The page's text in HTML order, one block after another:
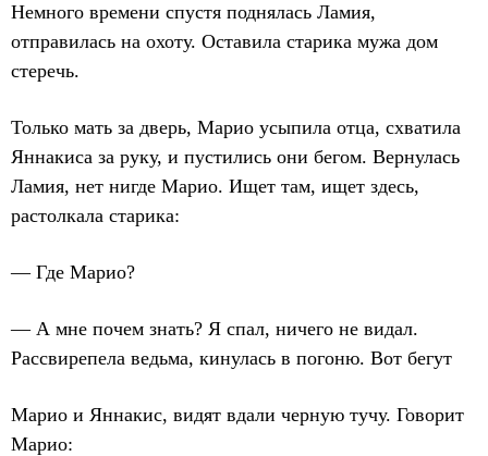
Немного времени спустя поднялась Ламия,
отправилась на охоту. Оставила старика мужа дом
стеречь.
Только мать за дверь, Марио усыпила отца, схватила
Яннакиса за руку, и пустились они бегом. Вернулась
Ламия, нет нигде Марио. Ищет там, ищет здесь,
растолкала старика:
— Где Марио?
— А мне почем знать? Я спал, ничего не видал.
Рассвирепела ведьма, кинулась в погоню. Вот бегут
Марио и Яннакис, видят вдали черную тучу. Говорит
Марио: